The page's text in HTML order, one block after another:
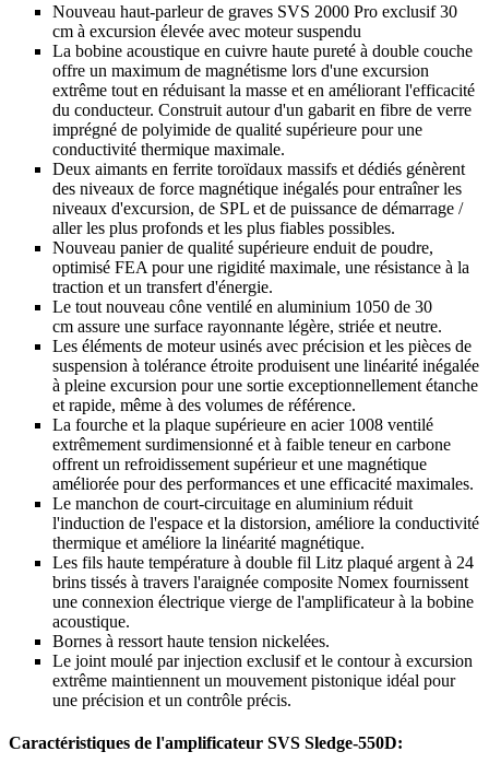
Nouveau haut-parleur de graves SVS 2000 Pro exclusif 30
cm à excursion élevée avec moteur suspendu
La bobine acoustique en cuivre haute pureté à double couche
offre un maximum de magnétisme lors d'une excursion
extrême tout en réduisant la masse et en améliorant l'efficacité
du conducteur. Construit autour d'un gabarit en fibre de verre
imprégné de polyimide de qualité supérieure pour une
conductivité thermique maximale.
Deux aimants en ferrite toroïdaux massifs et dédiés génèrent
des niveaux de force magnétique inégalés pour entraîner les
niveaux d'excursion, de SPL et de puissance de démarrage /
aller les plus profonds et les plus fiables possibles.
Nouveau panier de qualité supérieure enduit de poudre,
optimisé FEA pour une rigidité maximale, une résistance à la
traction et un transfert d'énergie.
Le tout nouveau cône ventilé en aluminium 1050 de 30
cm assure une surface rayonnante légère, striée et neutre.
Les éléments de moteur usinés avec précision et les pièces de
suspension à tolérance étroite produisent une linéarité inégalée
à pleine excursion pour une sortie exceptionnellement étanche
et rapide, même à des volumes de référence.
La fourche et la plaque supérieure en acier 1008 ventilé
extrêmement surdimensionné et à faible teneur en carbone
offrent un refroidissement supérieur et une magnétique
améliorée pour des performances et une efficacité maximales.
Le manchon de court-circuitage en aluminium réduit
l'induction de l'espace et la distorsion, améliore la conductivité
thermique et améliore la linéarité magnétique.
Les fils haute température à double fil Litz plaqué argent à 24
brins tissés à travers l'araignée composite Nomex fournissent
une connexion électrique vierge de l'amplificateur à la bobine
acoustique.
Bornes à ressort haute tension nickelées.
Le joint moulé par injection exclusif et le contour à excursion
extrême maintiennent un mouvement pistonique idéal pour
une précision et un contrôle précis.
Caractéristiques de l'amplificateur SVS Sledge-550D: